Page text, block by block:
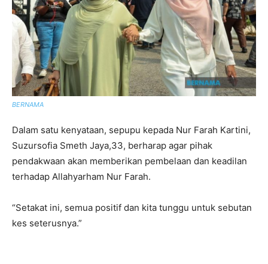
BERNAMA
Dalam satu kenyataan, sepupu kepada Nur Farah Kartini,
Suzursofia Smeth Jaya,33, berharap agar pihak
pendakwaan akan memberikan pembelaan dan keadilan
terhadap Allahyarham Nur Farah.
“Setakat ini, semua positif dan kita tunggu untuk sebutan
kes seterusnya.”